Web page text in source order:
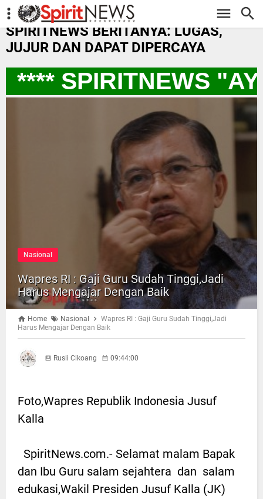
-->
SPIRITNEWS BERITANYA: LUGAS,
JUJUR DAN DAPAT DIPERCAYA
SPIRITNEWS
Nasional
Wapres RI : Gaji Guru Sudah Tinggi,Jadi
Harus Mengajar Dengan Baik
Home Nasional
Wapres RI : Gaji Guru Sudah Tinggi,Jadi
Harus Mengajar Dengan Baik
Rusli Cikoang 09:44:00
Foto,Wapres Republik Indonesia Jusuf
Kalla
SpiritNews.com.- Selamat malam Bapak
dan Ibu Guru salam sejahtera dan salam
edukasi,Wakil Presiden Jusuf Kalla (JK)